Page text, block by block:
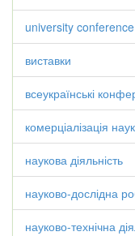
university conference
виставки
всеукраїнські
комерціалізація
наукова діяльність
науково-дослідна
науково-технічна